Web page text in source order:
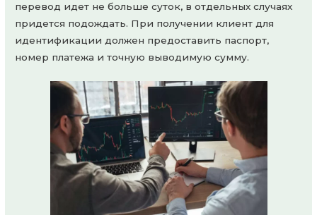
перевод идет не больше суток, в отдельных случаях
придется подождать. При получении клиент для
идентификации должен предоставить паспорт,
номер платежа и точную выводимую сумму.